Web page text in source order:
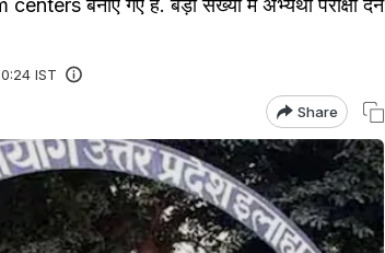
बनाए गए हैं. बड़ी संख्या में अभ्यर्थी परीक्षा देने
IST
Share